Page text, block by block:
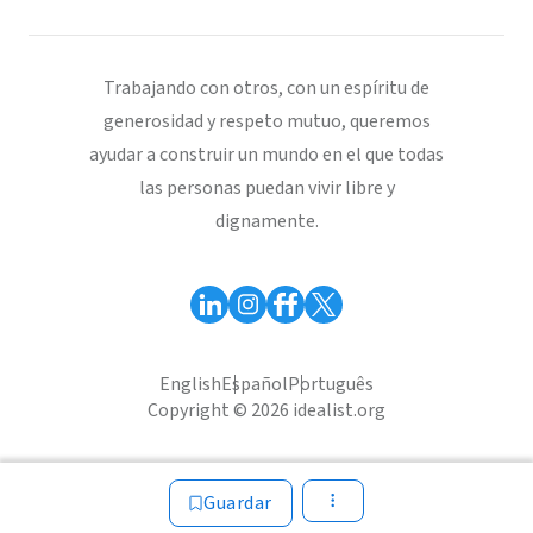
Guardar
Trabajando con otros, con un espíritu de
generosidad y respeto mutuo, queremos
ayudar a construir un mundo en el que todas
las personas puedan vivir libre y
dignamente.
EnglishEspañolPortuguês
Copyright © 2026 idealist.org